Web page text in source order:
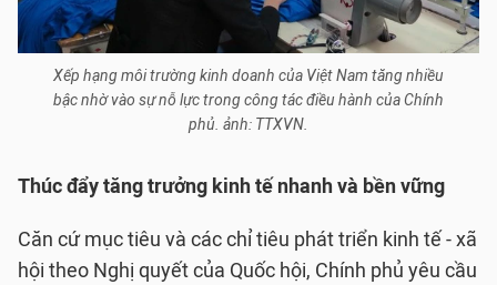
Xếp hạng môi trường kinh doanh của Việt Nam tăng nhiều
bậc nhờ vào sự nỗ lực trong công tác điều hành của Chính
phủ. ảnh: TTXVN.
Thúc đẩy tăng trưởng kinh tế nhanh và bền vững
Căn cứ mục tiêu và các chỉ tiêu phát triển kinh tế - xã
hội theo Nghị quyết của Quốc hội, Chính phủ yêu cầu